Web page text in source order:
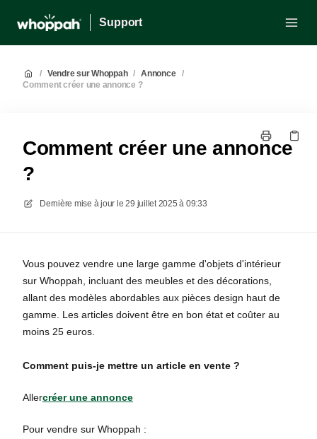
Support
/ Vendre sur Whoppah / Annonce
/
Comment créer une annonce ?
Comment créer une annonce
?
Dernière mise à jour le 29 juillet 2025 à 09:33
Vous pouvez vendre une large gamme d'objets d'intérieur
sur Whoppah, incluant des meubles et des décorations,
allant des modèles abordables aux pièces design haut de
gamme. Les articles doivent être en bon état et coûter au
moins 25 euros.
Comment puis-je mettre un article en vente ?
Allercréer une annonce
Pour vendre sur Whoppah :